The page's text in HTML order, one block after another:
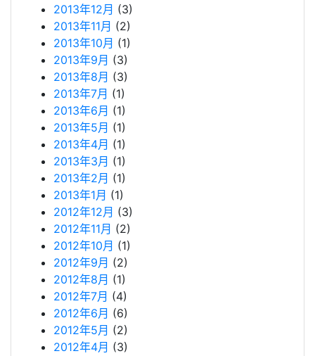
2013年12月 (3)
2013年11月 (2)
2013年10月 (1)
2013年9月 (3)
2013年8月 (3)
2013年7月 (1)
2013年6月 (1)
2013年5月 (1)
2013年4月 (1)
2013年3月 (1)
2013年2月 (1)
2013年1月 (1)
2012年12月 (3)
2012年11月 (2)
2012年10月 (1)
2012年9月 (2)
2012年8月 (1)
2012年7月 (4)
2012年6月 (6)
2012年5月 (2)
2012年4月 (3)